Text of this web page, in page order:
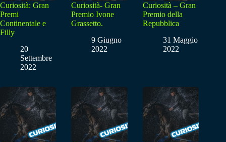
Curiosità: Gran
Premi
Continentale e
Filly
20
Settembre
2022
Curiosità- Gran
Premio Ivone
Grassetto.
9 Giugno
2022
Curiosità – Gran
Premio della
Repubblica
31 Maggio
2022